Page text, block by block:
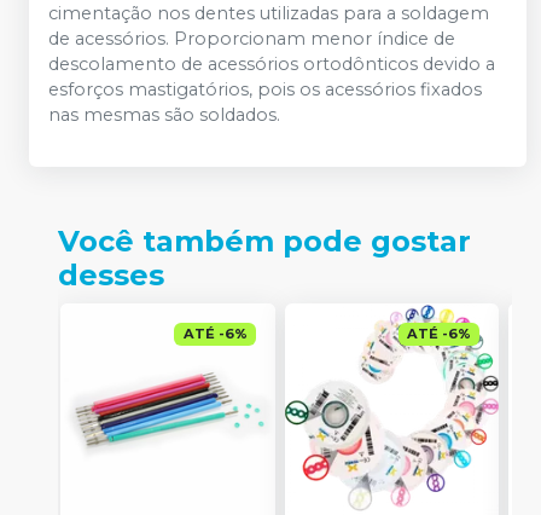
cimentação nos dentes utilizadas para a soldagem
de acessórios. Proporcionam menor índice de
descolamento de acessórios ortodônticos devido a
esforços mastigatórios, pois os acessórios fixados
nas mesmas são soldados.
Você também pode gostar
desses
ATÉ -6% ATÉ -6%